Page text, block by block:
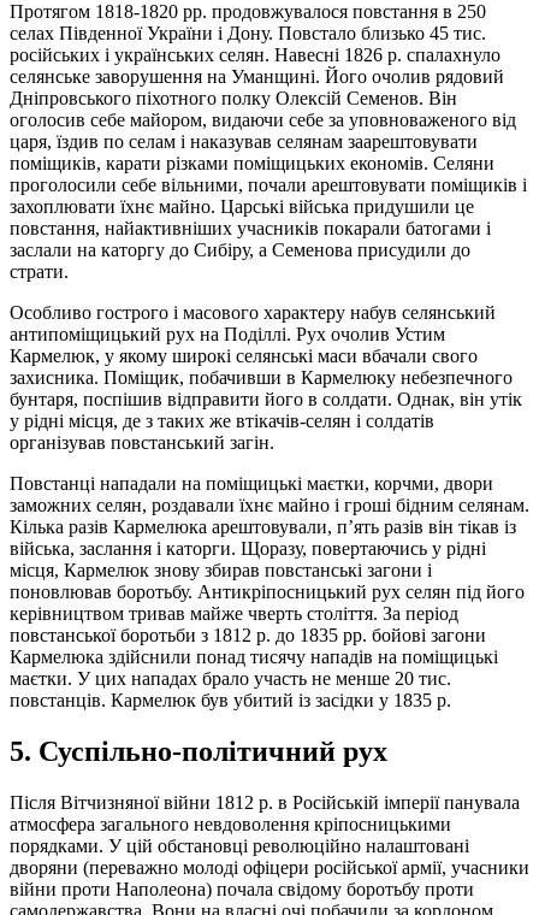
Протягом 1818-1820 рр. продовжувалося повстання в 250
селах Південної України і Дону. Повстало близько 45 тис.
російських і українських селян. Навесні 1826 р. спалахнуло
селянське заворушення на Уманщині. Його очолив рядовий
Дніпровського піхотного полку Олексій Семенов. Він
оголосив себе майором, видаючи себе за уповноваженого від
царя, їздив по селам і наказував селянам заарештовувати
поміщиків, карати різками поміщицьких економів. Селяни
проголосили себе вільними, почали арештовувати поміщиків і
захоплювати їхнє майно. Царські війська придушили це
повстання, найактивніших учасників покарали батогами і
заслали на каторгу до Сибіру, а Семенова присудили до
страти.
Особливо гострого і масового характеру набув селянський
антипоміщицький рух на Поділлі. Рух очолив Устим
Кармелюк, у якому широкі селянські маси вбачали свого
захисника. Поміщик, побачивши в Кармелюку небезпечного
бунтаря, поспішив відправити його в солдати. Однак, він утік
у рідні місця, де з таких же втікачів-селян і солдатів
організував повстанський загін.
Повстанці нападали на поміщицькі маєтки, корчми, двори
заможних селян, роздавали їхнє майно і гроші бідним селянам.
Кілька разів Кармелюка арештовували, п’ять разів він тікав із
війська, заслання і каторги. Щоразу, повертаючись у рідні
місця, Кармелюк знову збирав повстанські загони і
поновлював боротьбу. Антикріпосницький рух селян під його
керівництвом тривав майже чверть століття. За період
повстанської боротьби з 1812 р. до 1835 рр. бойові загони
Кармелюка здійснили понад тисячу нападів на поміщицькі
маєтки. У цих нападах брало участь не менше 20 тис.
повстанців. Кармелюк був убитий із засідки у 1835 р.
5. Суспільно-політичний рух
Після Вітчизняної війни 1812 р. в Російській імперії панувала
атмосфера загального невдоволення кріпосницькими
порядками. У цій обстановці революційно налаштовані
дворяни (переважно молоді офіцери російської армії, учасники
війни проти Наполеона) почала свідому боротьбу проти
самодержавства. Вони на власні очі побачили за кордоном